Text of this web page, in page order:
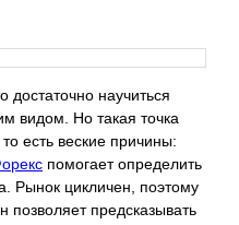
достаточно научиться
видом. Но такая точка
есть веские причины:
помогает определить
Рынок цикличен, поэтому
позволяет предсказывать